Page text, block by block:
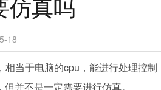
仿真吗
18
当于电脑的cpu，能进行处理控
并不是一定需要进行仿真。